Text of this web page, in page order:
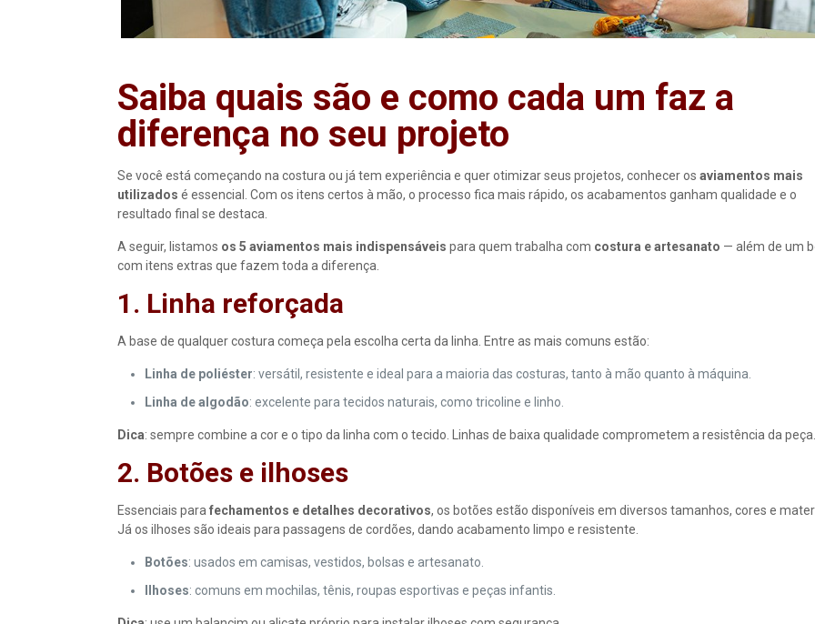
Saiba quais são e como cada um faz a
diferença no seu projeto
Se você está começando na costura ou já tem experiência e quer otimizar seus projetos, conhecer osaviamentos mais
utilizados é essencial. Com os itens certos à mão, o processo fica mais rápido, os acabamentos ganham qualidade e o
resultado final se destaca.
A seguir, listamos os 5 aviamentos mais indispensáveis para quem trabalha com costura e artesanato — além de um
com itens extras que fazem toda a diferença.
1. Linha reforçada
A base de qualquer costura começa pela escolha certa da linha. Entre as mais comuns estão:
Linha de poliéster: versátil, resistente e ideal para a maioria das costuras, tanto à mão quanto à máquina.
Linha de algodão: excelente para tecidos naturais, como tricoline e linho.
Dica: sempre combine a cor e o tipo da linha com o tecido. Linhas de baixa qualidade comprometem a resistência da
2. Botões e ilhoses
Essenciais parafechamentos e detalhes decorativos, os botões estão disponíveis em diversos tamanhos, cores e
Já os ilhoses são ideais para passagens de cordões, dando acabamento limpo e resistente.
Botões: usados em camisas, vestidos, bolsas e artesanato.
Ilhoses: comuns em mochilas, tênis, roupas esportivas e peças infantis.